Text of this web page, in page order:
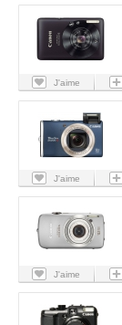
J'aime
J'aime
J'aime